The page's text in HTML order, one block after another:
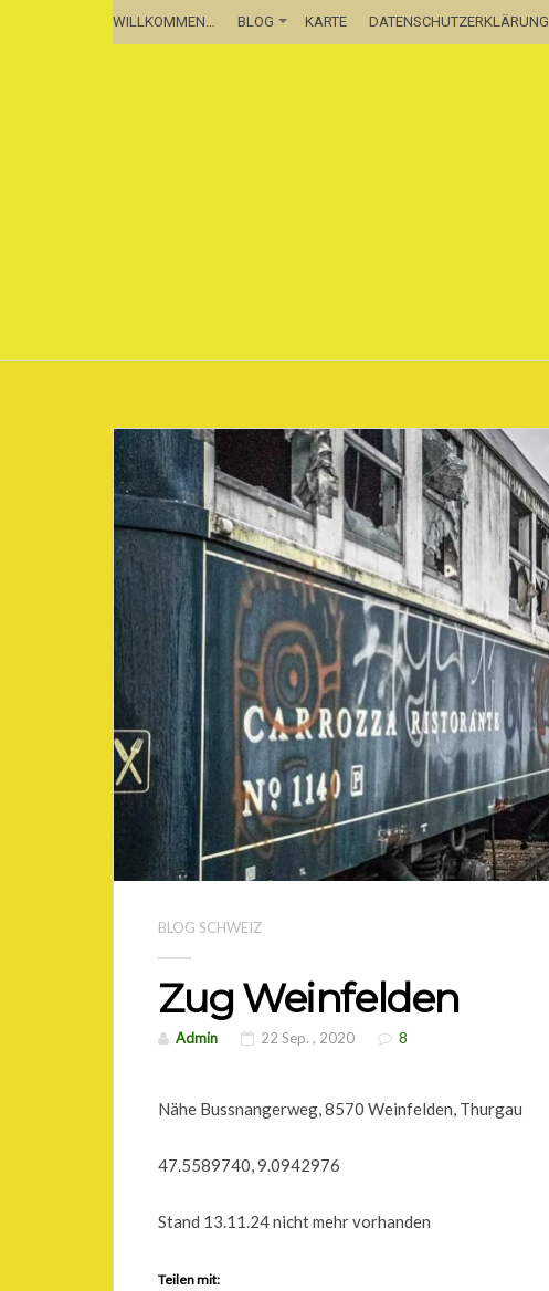
WILLKOMMEN… BLOG KARTE DATENSCHUTZERKLÄRUNG
BLOG SCHWEIZ
Zug Weinfelden
Admin 22 Sep. , 2020 8
Nähe Bussnangerweg, 8570 Weinfelden, Thurgau
47.5589740, 9.0942976
Stand 13.11.24 nicht mehr vorhanden
Teilen mit: